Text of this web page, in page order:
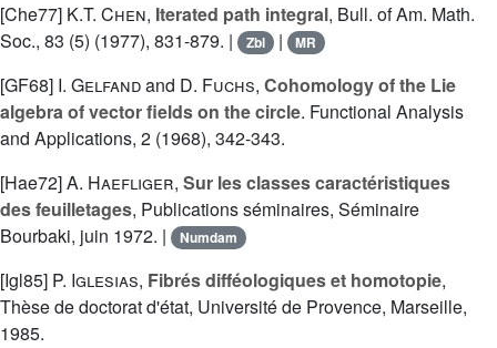
[Che77] K.T. Chen, Iterated path integral, Bull. of Am. Math.
Soc., 83 (5) (1977), 831-879. |
Zbl | MR
[GF68] I. Gelfandand D. Fuchs, Cohomology of the Lie
algebra of vector fields on the circle. Functional Analysis
and Applications, 2 (1968), 342-343.
[Hae72]A. Haefliger, Sur les classes caractéristiques
des feuilletages, Publications séminaires, Séminaire
Bourbaki, juin 1972. |
Numdam
[Igl85] P. Iglesias, Fibrés difféologiques et homotopie,
Thèse de doctorat d'état, Université de Provence, Marseille,
1985.